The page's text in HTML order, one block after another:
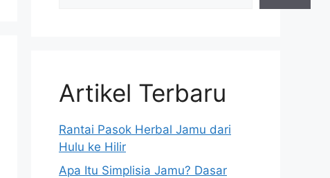
Artikel Terbaru
Rantai Pasok Herbal Jamu dari
Hulu ke Hilir
Apa Itu Simplisia Jamu? Dasar